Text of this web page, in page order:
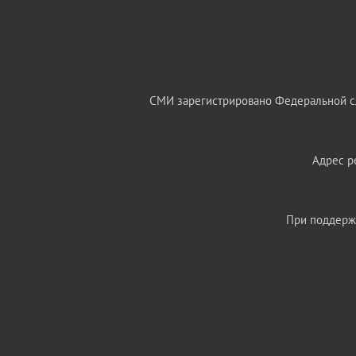
СМИ зарегистрировано Федеральной
Адрес
При